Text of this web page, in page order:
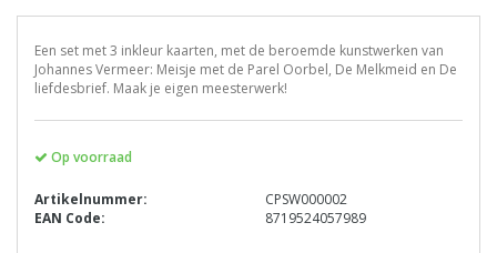
Een set met 3 inkleur kaarten, met de beroemde kunstwerken van
Johannes Vermeer: Meisje met de Parel Oorbel, De Melkmeid en De
liefdesbrief. Maak je eigen meesterwerk!
Op voorraad
Artikelnummer:
CPSW000002
EAN Code:
8719524057989